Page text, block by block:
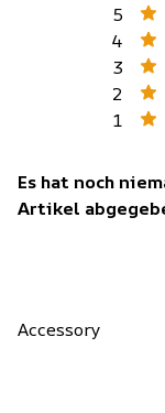
5
4
3
2
1
Es hat noch
Artikel
Accessory